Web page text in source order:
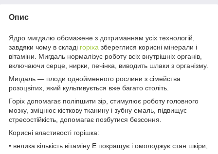
Опис
Ядро мигдалю обсмажене з дотриманням усіх технологій,
завдяки чому в складі горіха збереглися корисні мінерали і
вітаміни. Мигдаль нормалізує роботу всіх внутрішніх органів,
включаючи серце, нирки, печінка, виводить шлаки з організму.
Мигдаль — плоди однойменного рослини з сімейства
розоцвітих, який культивується вже багато століть.
Горіх допомагає поліпшити зір, стимулює роботу головного
мозку, зміцнює кісткову тканину і зубну емаль, підвищує
стресостійкість, допомагає позбутися безсоння.
Корисні властивості горішка:
• велика кількість вітаміну Е покращує і омолоджує стан шкіри;